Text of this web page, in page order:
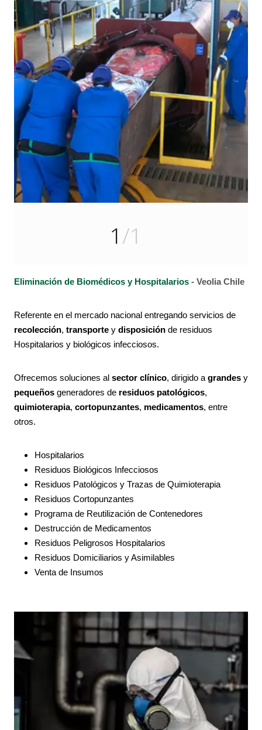
1/1
Eliminación de Biomédicos y Hospitalarios - Veolia Chile
Referente en el mercado nacional entregando servicios de
recolección, transporte y disposición de residuos
Hospitalarios y biológicos infecciosos.
Ofrecemos soluciones al sector clínico, dirigido a grandes y
pequeños generadores de residuos patológicos,
quimioterapia, cortopunzantes, medicamentos, entre
otros.
Hospitalarios
Residuos Biológicos Infecciosos
Residuos Patológicos y Trazas de Quimioterapia
Residuos Cortopunzantes
Programa de Reutilización de Contenedores
Destrucción de Medicamentos
Residuos Peligrosos Hospitalarios
Residuos Domiciliarios y Asimilables
Venta de Insumos